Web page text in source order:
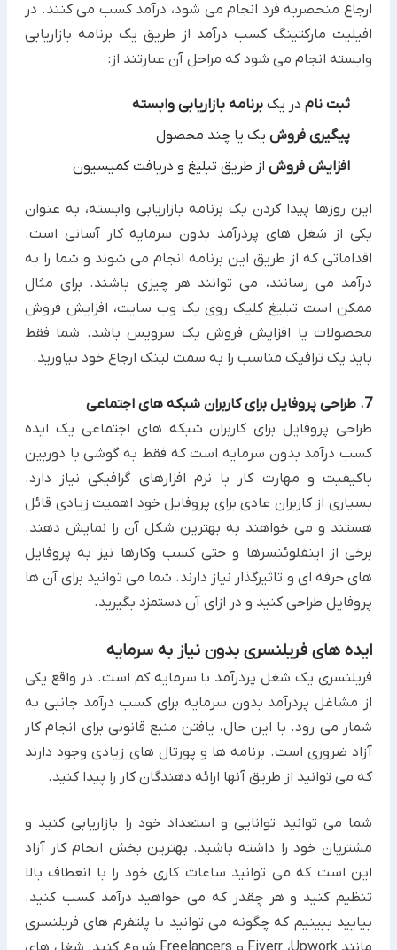
ارجاع منحصربه فرد انجام می شود، درآمد کسب می کنند.‏ در
افیلیت مارکتینگ کسب درآمد از طریق یک برنامه بازاریابی
وابسته انجام می شود که مراحل آن عبارتند از:‏
ثبت نام در یک برنامه بازاریابی وابسته
پیگیری فروش یک یا چند محصول
افزایش فروش از طریق تبلیغ و دریافت کمیسیون
این روزها پیدا کردن یک برنامه بازاریابی وابسته، به عنوان
یکی از شغل های پردرآمد بدون سرمایه کار آسانی است.
اقداماتی ‏که از طریق این برنامه انجام می شوند و شما را به
درآمد می رسانند، می توانند هر چیزی باشند. برای مثال
ممکن است تبلیغ کلیک ‏روی یک وب سایت، افزایش فروش
محصولات یا افزایش فروش یک سرویس باشد. شما فقط
باید یک ترافیک مناسب را به ‏سمت لینک ارجاع خود بیاورید.
7. طراحی پروفایل برای کاربران شبکه های اجتماعی
طراحی پروفایل برای کاربران شبکه های اجتماعی یک ایده
کسب درآمد بدون سرمایه ‏است که فقط به گوشی با دوربین
‏باکیفیت و مهارت کار با نرم افزارهای گرافیکی نیاز دارد.
بسیاری از کاربران عادی برای پروفایل خود اهمیت زیادی قائل
‏هستند و می خواهند به بهترین شکل آن را نمایش دهند.
برخی از اینفلوئنسرها و حتی کسب وکارها نیز به پروفایل
های ‏حرفه ای و تاثیرگذار نیاز دارند. شما می توانید برای آن ها
پروفایل طراحی کنید و در ازای آن دستمزد بگیرید.‏
ایده های فریلنسری بدون نیاز به سرمایه
فریلنسری یک شغل پردرآمد با سرمایه کم است. در واقع یکی
از مشاغل پردرآمد بدون سرمایه برای کسب درآمد جانبی به
شمار می رود. ‏با این حال، یافتن منبع قانونی برای انجام کار
آزاد ضروری است. برنامه ها و پورتال های زیادی وجود دارند
که می توانید از طریق ‏آنها ارائه دهندگان کار را پیدا کنید.
شما می توانید توانایی و استعداد خود را بازاریابی کنید و
مشتریان خود را داشته باشید. بهترین بخش انجام کار آزاد
این است ‏که می توانید ساعات کاری خود را با انعطاف بالا
تنظیم کنید و هر چقدر که می خواهید درآمد کسب کنید.
بیایید ببینیم که ‏چگونه می توانید با پلتفرم های فریلنسری